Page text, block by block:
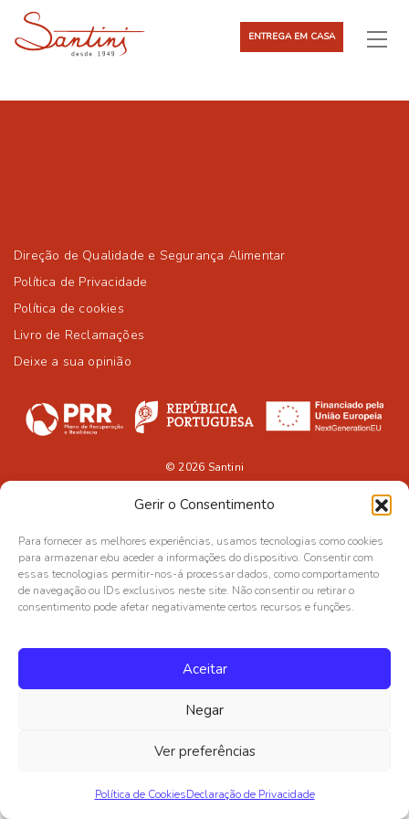
Gerir o Consentimento
Para fornecer as melhores experiências, usamos tecnologias como cookies
para armazenar e/ou aceder a informações do dispositivo. Consentir com
essas tecnologias permitir-nos-á processar dados, como comportamento
de navegação ou IDs exclusivos neste site. Não consentir ou retirar o
consentimento pode afetar negativamente certos recursos e funções.
Aceitar
Negar
Ver preferências
Política de CookiesDeclaração de Privacidade
ENTREGA EM CASA
Direção de Qualidade e Segurança Alimentar
Política de Privacidade
Política de cookies
Livro de Reclamações
Deixe a sua opinião
© 2026 Santini